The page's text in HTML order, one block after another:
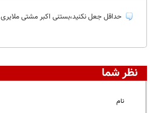
حداقل جعل نکنید،بستنی اکبر مشتی ملایری
نظر شما
نام